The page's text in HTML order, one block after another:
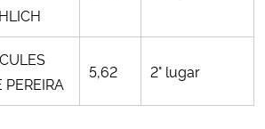
PEREIRA
5,62 2° lugar